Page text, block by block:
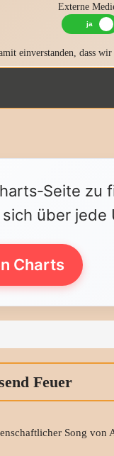
Externe
einverstanden, dass wir
über
Charts
Feuer
Song